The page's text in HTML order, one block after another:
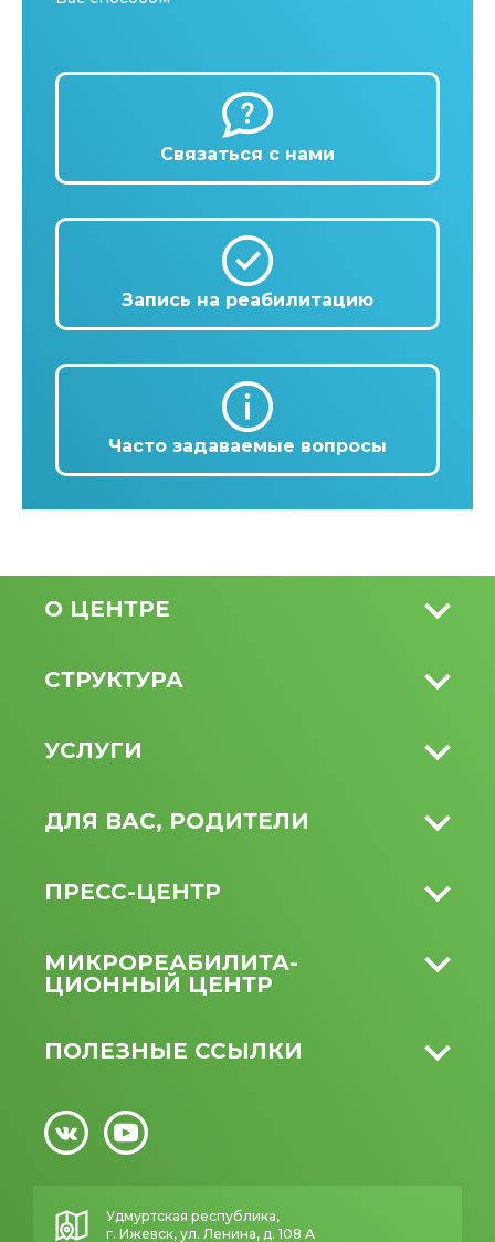
Связаться с нами
Запись на реабилитацию
Часто задаваемые вопросы
О ЦЕНТРЕ
СТРУКТУРА
УСЛУГИ
ДЛЯ ВАС, РОДИТЕЛИ
ПРЕСС-ЦЕНТР
МИКРО­РЕАБИЛИТА­
ЦИОННЫЙ ЦЕНТР
ПОЛЕЗНЫЕ ССЫЛКИ
Удмуртская республика,
г. Ижевск, ул. Ленина, д. 108 А